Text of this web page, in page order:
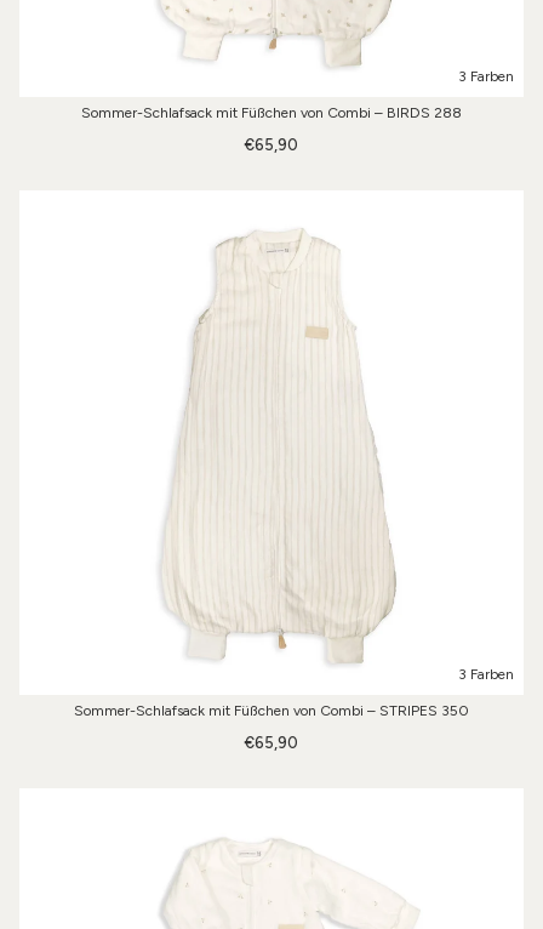
3 Farben
Sommer-Schlafsack mit Füßchen von Combi – BIRDS 288
€65,90
3 Farben
Sommer-Schlafsack mit Füßchen von Combi – STRIPES 350
€65,90